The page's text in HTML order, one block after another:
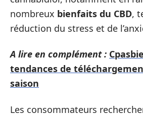
nombreux bienfaits du CBD,
réduction du stress et de
A lire en complément :
tendances de
saison
Les consommateurs